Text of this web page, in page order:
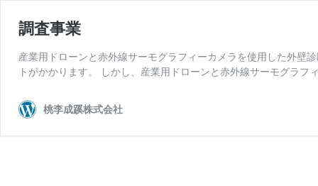
調査事業
産業用ドローンと赤外線サーモグラフィーカメラを使用した外壁
トがかかります。 しかし、産業用ドローンと赤外線サーモグラ
桃李成蹊株式会社